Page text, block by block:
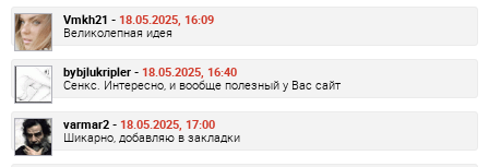
Vmkh21 - 18.05.2025, 16:09
Великолепная идея
bybjlukripler - 18.05.2025, 16:40
Сенкс. Интересно, и вообще полезный у Вас сайт
varmar2 - 18.05.2025, 17:00
Шикарно, добавляю в закладки